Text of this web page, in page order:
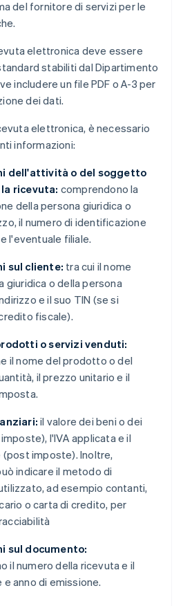
del fornitore di servizi per le
elettronica deve essere
stabiliti dal Dipartimento
includere un file PDF o A-3 per
dei dati.
elettronica, è necessario
informazioni:
dell'attività o del soggetto
ricevuta: comprendono la
della persona giuridica o
il numero di identificazione
l'eventuale filiale.
sul cliente: tra cui il nome
giuridica o della persona
e il suo TIN (se si
fiscale).
o servizi venduti:
il nome del prodotto o del
il prezzo unitario e il
il valore dei beni o dei
l'IVA applicata e il
imposte). Inoltre,
indicare il metodo di
ad esempio contanti,
o carta di credito, per
sul documento:
il numero della ricevuta e il
anno di emissione.